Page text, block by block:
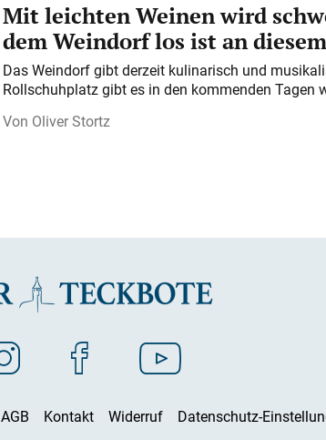
Mit leichten Weinen wird
dem Weindorf los ist an
Das Weindorf gibt derzeit kulinarisch und
Rollschuhplatz gibt es in den kommenden Tagen
Oliver Stortz
AGB Kontakt Widerruf Datenschutz-